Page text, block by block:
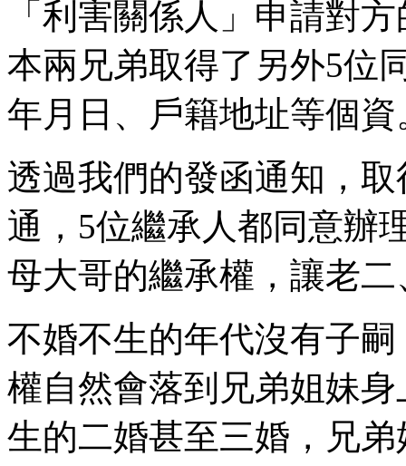
「利害關係人」申請對
本兩兄弟取得了另外5位
年月日、戶籍地址等個資
透過我們的發函通知，
通，5位繼承人都同意辦
母大哥的繼承權，讓老
不婚不生的年代沒有子
權自然會落到兄弟姐妹
生的二婚甚至三婚，兄